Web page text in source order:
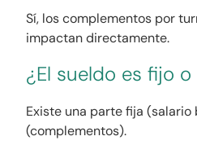
Sí, los complementos por
impactan directamente.
¿El sueldo es fijo
Existe una parte fija
(complementos).